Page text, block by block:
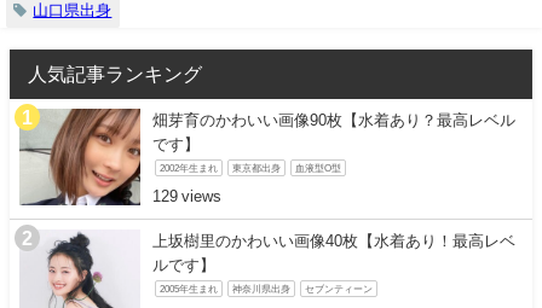
山口県出身
人気記事ランキング
畑芽育のかわいい画像90枚【水着あり？最高レベル
です】
2002年生まれ 東京都出身 血液型O型
129
上坂樹里のかわいい画像40枚【水着あり！最高レベ
ルです】
2005年生まれ 神奈川県出身 セブンティーン